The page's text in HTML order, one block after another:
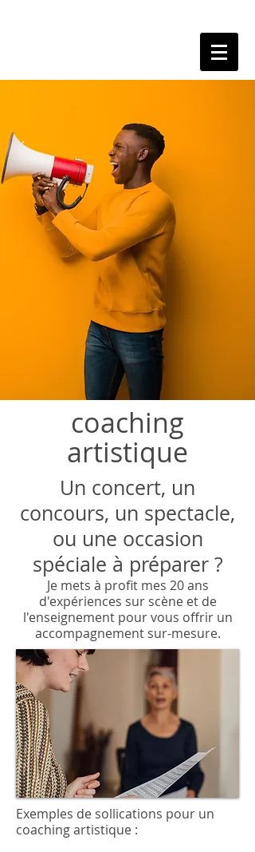
coaching
artistique
Un concert, un
concours, un spectacle,
ou une occasion
spéciale à préparer ?
Je mets à profit mes 20 ans
d'expériences sur scène et de
l'enseignement pour vous offrir un
accompagnement sur-mesure.
Exemples de sollications pour un
coaching artistique :